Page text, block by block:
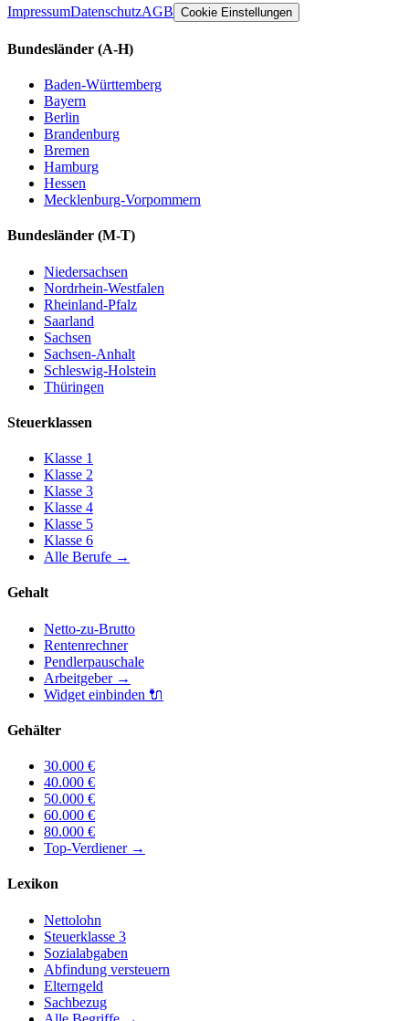
ImpressumDatenschutzAGB Cookie Einstellungen
Bundesländer (A-H)
Baden-Württemberg
Bayern
Berlin
Brandenburg
Bremen
Hamburg
Hessen
Mecklenburg-Vorpommern
Bundesländer (M-T)
Niedersachsen
Nordrhein-Westfalen
Rheinland-Pfalz
Saarland
Sachsen
Sachsen-Anhalt
Schleswig-Holstein
Thüringen
Steuerklassen
Klasse 1
Klasse 2
Klasse 3
Klasse 4
Klasse 5
Klasse 6
Alle Berufe →
Gehalt
Netto-zu-Brutto
Rentenrechner
Pendlerpauschale
Arbeitgeber→
Widget einbinden 🔌
Gehälter
30.000 €
40.000 €
50.000 €
60.000 €
80.000 €
Top-Verdiener→
Lexikon
Nettolohn
Steuerklasse 3
Sozialabgaben
Abfindung versteuern
Elterngeld
Sachbezug